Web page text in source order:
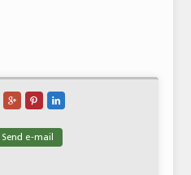
  
Send e-mail